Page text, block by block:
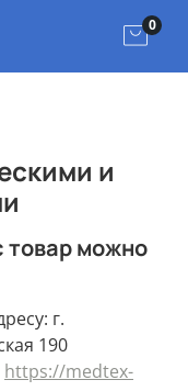
0
и
товар можно
г.
190
https://medtex-